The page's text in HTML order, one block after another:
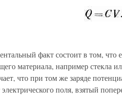
факт состоит в том,
материала, на­пример стекла
что при том же заряде
электрического поля, взятый